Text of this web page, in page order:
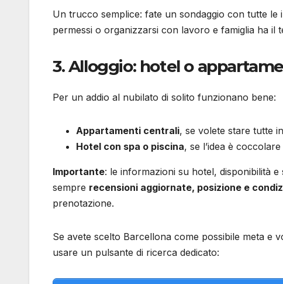
Un trucco semplice: fate un sondaggio con tutte
permessi o organizzarsi con lavoro e famiglia ha il
3. Alloggio: hotel o
Per un addio al nubilato di solito funzionano bene:
Appartamenti centrali, se volete stare tutte
Hotel con spa o piscina, se l’idea è
Importante: le informazioni su hotel, disponibilità
sempre recensioni aggiornate, posizione e
prenotazione.
Se avete scelto Barcellona come possibile meta e
usare un pulsante di ricerca dedicato: